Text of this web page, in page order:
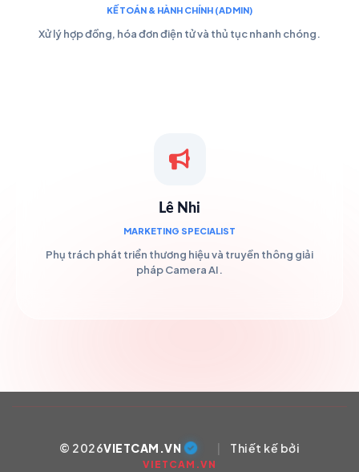
KẾ TOÁN & HÀNH CHÍNH (ADMIN)
Xử lý hợp đồng, hóa đơn điện tử và thủ tục nhanh chóng.
Lê Nhi
MARKETING SPECIALIST
Phụ trách phát triển thương hiệu và truyền thông giải
pháp Camera AI.
© 2026VIETCAM.VN | Thiết kế bởi
VIETCAM.VN